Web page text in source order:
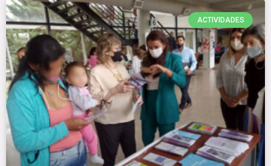
ACTIVIDADES